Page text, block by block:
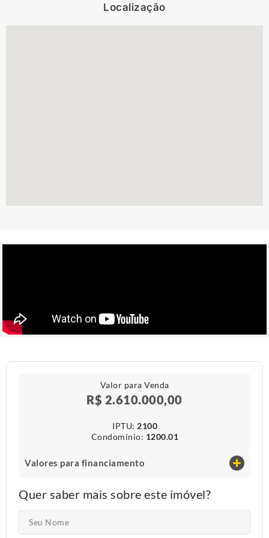
Localização
Valor para Venda
R$ 2.610.000,00
IPTU​: 2100
Condomínio​: 1200.01
Valores para financiamento
Quer saber mais sobre este imóvel?